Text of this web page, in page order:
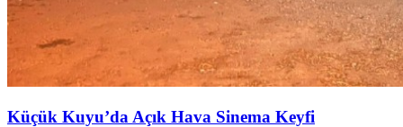
Küçük Kuyu’da Açık Hava Sinema Keyfi